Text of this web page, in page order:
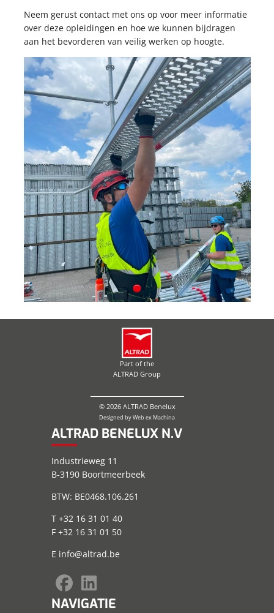
Neem gerust contact met ons op voor meer informatie
over deze opleidingen en hoe we kunnen bijdragen
aan het bevorderen van veilig werken op hoogte.
Part of the
ALTRAD Group
© 2026 ALTRAD Benelux
Designed byWeb ex Machina
ALTRAD BENELUX N.V
Industrieweg 11
B-3190 Boortmeerbeek
BTW: BE0468.106.261
T +32 16 31 01 40
F +32 16 31 01 50
E info@altrad.be
NAVIGATIE